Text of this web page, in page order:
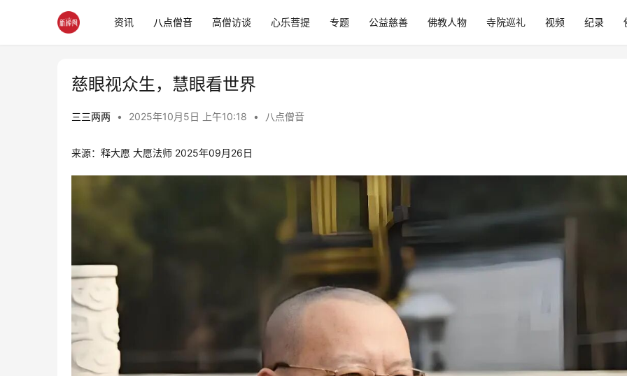
资讯 八点僧音 高僧访谈 心乐菩提 专题 公益慈善 佛教人物 寺院巡礼 视频 纪录
慈眼视众生，慧眼看世界
三三两两 • 2025年10月5日 上午10:18 • 八点僧音
来源：释大愿 大愿法师 2025年09月26日